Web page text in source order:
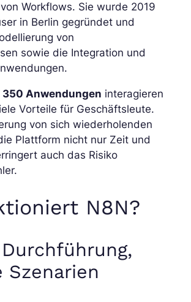
Workflows. Sie wurde 2019
in Berlin gegründet und
von
sowie die Integration und
350 Anwendungen interagieren
Vorteile für Geschäftsleute.
von sich wiederholenden
Plattform nicht nur Zeit und
auch das Risiko
N8N?
Szenarien